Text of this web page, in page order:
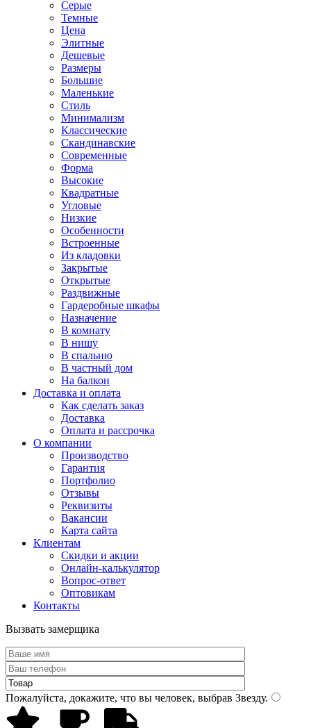
Серые
Темные
Цена
Элитные
Дешевые
Размеры
Большие
Маленькие
Стиль
Минимализм
Классические
Скандинавские
Современные
Форма
Высокие
Квадратные
Угловые
Низкие
Особенности
Встроенные
Из кладовки
Закрытые
Открытые
Раздвижные
Гардеробные шкафы
Назначение
В комнату
В нишу
В спальню
В частный дом
На балкон
Доставка и оплата
Как сделать заказ
Доставка
Оплата и рассрочка
О компании
Производство
Гарантия
Портфолио
Отзывы
Реквизиты
Вакансии
Карта сайта
Клиентам
Скидки и акции
Онлайн-калькулятор
Вопрос-ответ
Оптовикам
Контакты
Вызвать замерщика
Пожалуйста, докажите, что вы человек, выбрав Звезду.